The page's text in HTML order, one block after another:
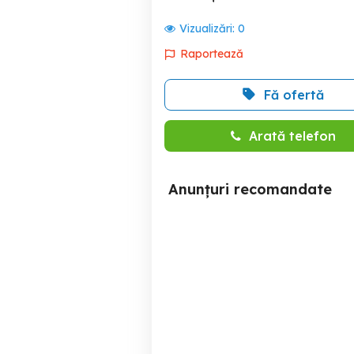
Vizualizări: 0
Raportează
Fă ofertă
Arată telefon
Anunțuri recomandate